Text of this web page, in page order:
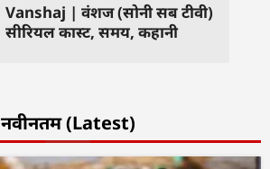
Vanshaj | वंशज (सोनी सब टीवी)
सीरियल कास्ट, समय, कहानी
नवीनतम (Latest)